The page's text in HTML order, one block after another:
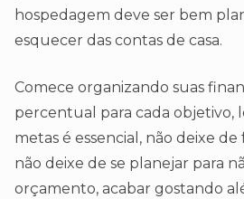
hospedagem deve ser bem
esquecer das contas de casa.
Comece organizando suas
percentual para cada objetivo,
metas é essencial, não deixe de
não deixe de se planejar para
orçamento, acabar gostando